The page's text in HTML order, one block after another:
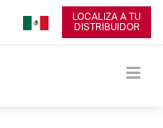
LOCALIZA A TU
DISTRIBUIDOR